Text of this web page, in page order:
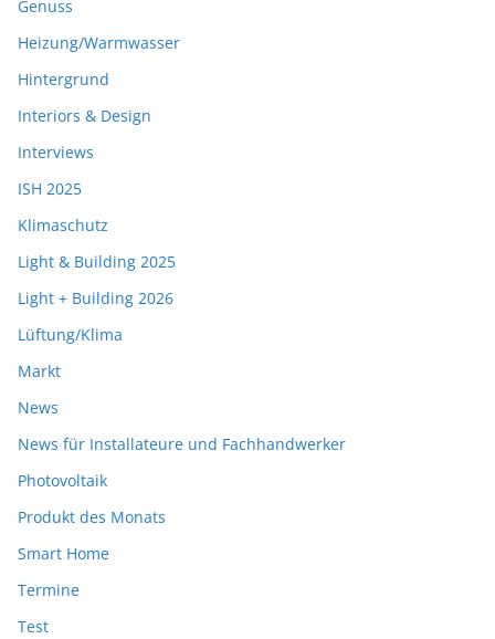
Genuss
Heizung/Warmwasser
Hintergrund
Interiors & Design
Interviews
ISH 2025
Klimaschutz
Light & Building 2025
Light + Building 2026
Lüftung/Klima
Markt
News
News für Installateure und Fachhandwerker
Photovoltaik
Produkt des Monats
Smart Home
Termine
Test